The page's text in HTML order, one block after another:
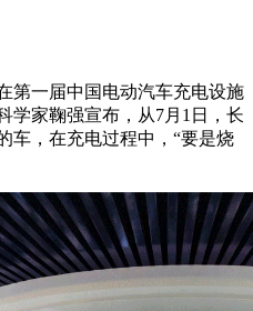
第一届中国电动汽车充电设施
学家鞠强宣布，从7月1日，长
车，在充电过程中，“要是烧